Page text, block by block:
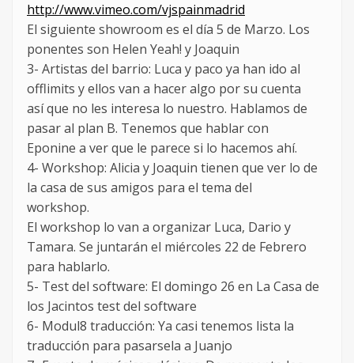
http://www.vimeo.com/vjspainmadrid
El siguiente showroom es el día 5 de Marzo. Los
ponentes son Helen Yeah! y Joaquin
3- Artistas del barrio: Luca y paco ya han ido al
offlimits y ellos van a hacer algo por su cuenta
así que no les interesa lo nuestro. Hablamos de
pasar al plan B. Tenemos que hablar con
Eponine a ver que le parece si lo hacemos ahí.
4- Workshop: Alicia y Joaquin tienen que ver lo de
la casa de sus amigos para el tema del
workshop.
El workshop lo van a organizar Luca, Dario y
Tamara. Se juntarán el miércoles 22 de Febrero
para hablarlo.
5- Test del software: El domingo 26 en La Casa de
los Jacintos test del software
6- Modul8 traducción: Ya casi tenemos lista la
traducción para pasarsela a Juanjo